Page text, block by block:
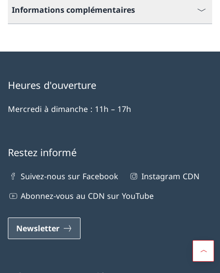
Informations complémentaires
Heures d'ouverture
Mercredi à dimanche : 11h – 17h
Restez informé
Suivez-nous sur Facebook
Instagram CDN
Abonnez-vous au CDN sur YouTube
Newsletter